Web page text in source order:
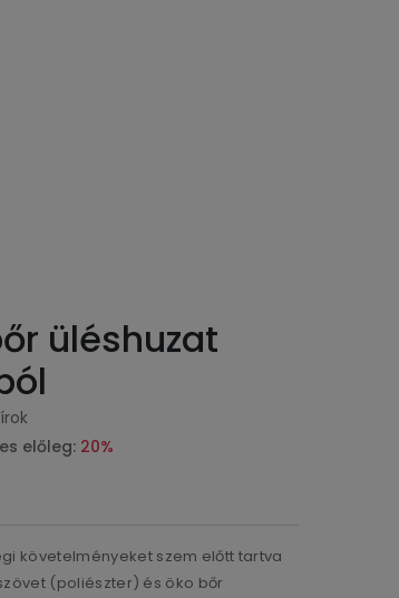
üléshuzat
előleg: 20%
követelményeket szem előtt tartva
(poliészter) és öko bőr